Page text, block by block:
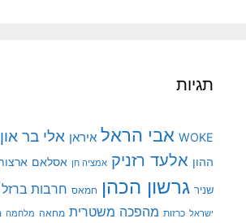
תגיות
WOKE אבי הראל איראן אלי בר און
ההון אלעד רזניק אמציה חן אסלאם
שניר גרשון הכהן חמאס חרבות ברזל
ישראל כרזות מהפכה משטרית מחאה מלחמה